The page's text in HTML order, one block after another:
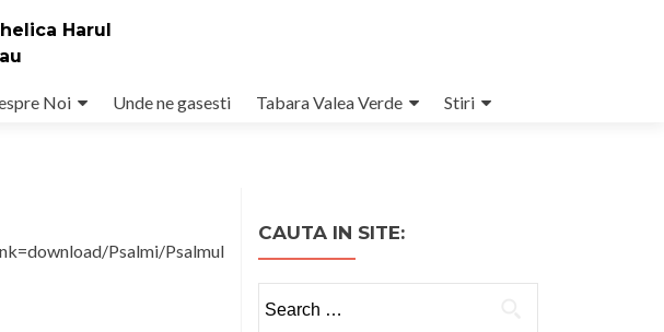
Harul
Noi Unde ne gasesti Tabara Valea Verde Stiri
Psalmi/Psalmul
CAUTA IN SITE:
for: